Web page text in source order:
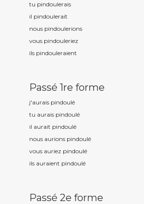
tu pindoulerais
il pindoulerait
nous pindoulerions
vous pindouleriez
ils pindouleraient
Passé 1re forme
j'aurais pindoulé
tu aurais pindoulé
il aurait pindoulé
nous aurions pindoulé
vous auriez pindoulé
ils auraient pindoulé
Passé 2e forme